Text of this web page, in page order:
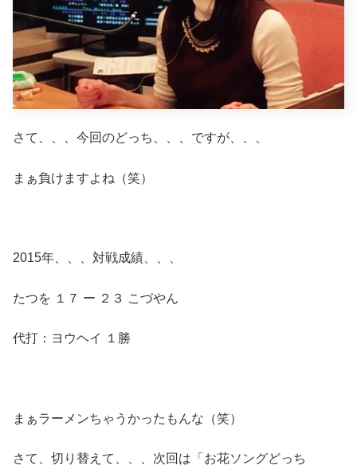
さて、、、今回のどっち、、、ですが、、、
まぁ負けますよね（笑）
2015年、、、対戦成績、、、
たつを １７ ー ２３ こづやん
代打：ヨウヘイ １勝
まぁラーメンちゃうかったもんな（笑）
さて、切り替えて、、、次回は「お花ソングどっち